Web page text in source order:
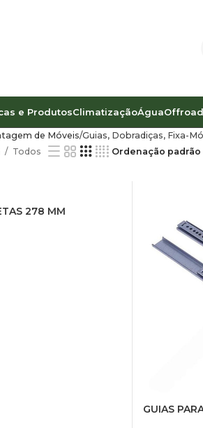
e ProdutosClimatizaçãoÁguaOffroad
de Móveis Guias, Dobradiças, Fixa-
Todos
278 MM
GUIAS